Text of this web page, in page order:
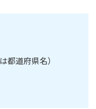
都道府県名）